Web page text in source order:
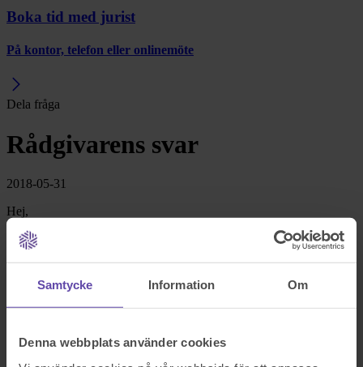
Samtycke Information Om
Denna webbplats använder cookies
Boka tid med jurist
På kontor, telefon eller onlinemöte
Dela fråga
Rådgivarens svar
2018-05-31
Hej,
Stort tack för att du vänder dig till oss på
Fråga Juristenmed din
fråga! Nedan kommer en redogörelse för vad som gäller och hur du
kan gå vidare i din situation.
Allmän redogörelse
(FBL)mark som tillhör flera fastigheter gemensamt. Delaktighet i en
samfällighet tillkommer i princip fastigheter, inte enskilda personer.